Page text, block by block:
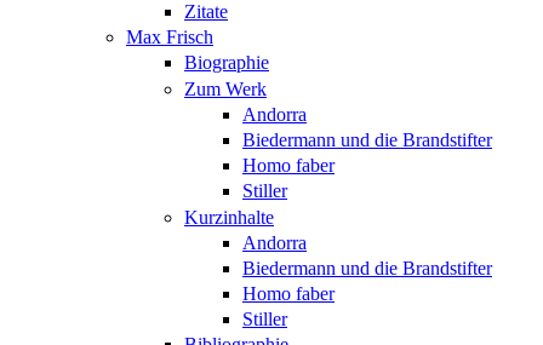
Zitate
Max Frisch
Biographie
Zum Werk
Andorra
Biedermann und die Brandstifter
Homo faber
Stiller
Kurzinhalte
Andorra
Biedermann und die Brandstifter
Homo faber
Stiller